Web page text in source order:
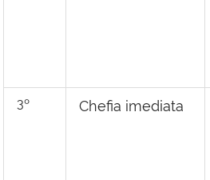
3º Chefia imediata